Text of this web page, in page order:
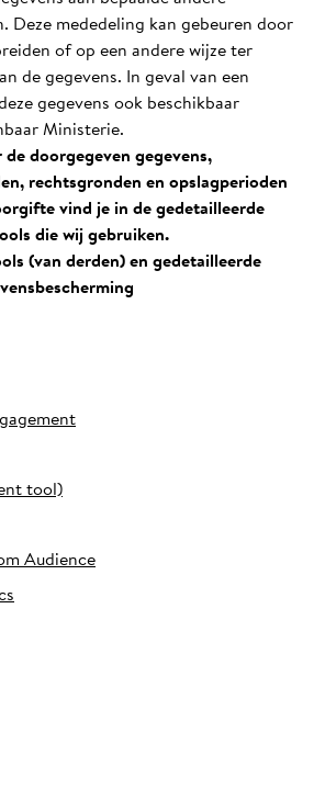
Deze mededeling kan gebeuren door
of op een andere wijze ter
de gegevens. In geval van een
gegevens ook beschikbaar
Ministerie.
doorgegeven gegevens,
rechtsgronden en opslagperioden
vind je in de gedetailleerde
die wij gebruiken.
(van derden) en gedetailleerde
tool)
Audience